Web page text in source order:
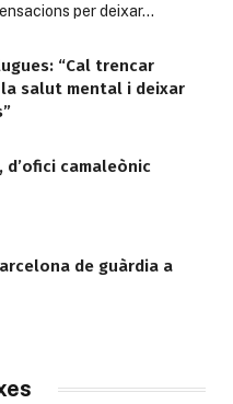
per deixar…
“Cal trencar
la salut mental i deixar
d’ofici camaleònic
de guàrdia a